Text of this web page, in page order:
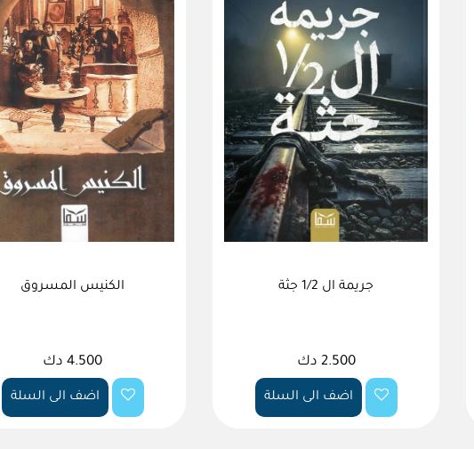
الكنيس المسروق
4.500 دك
اضف الى السلة
جريمة ال 1/2 جثة
2.500 دك
اضف الى السلة